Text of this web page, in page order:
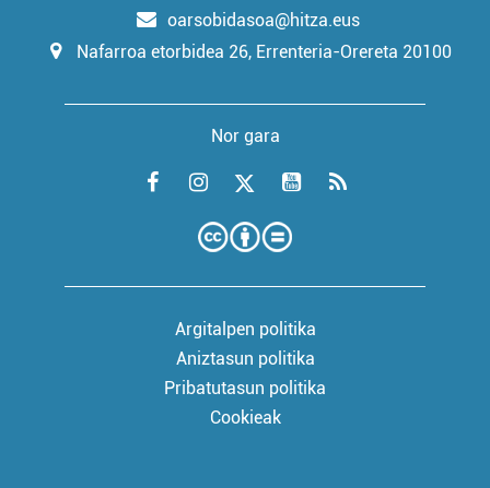
oarsobidasoa@hitza.eus
Nafarroa etorbidea 26, Errenteria-Orereta 20100
Nor gara
Argitalpen politika
Aniztasun politika
Pribatutasun politika
Cookieak